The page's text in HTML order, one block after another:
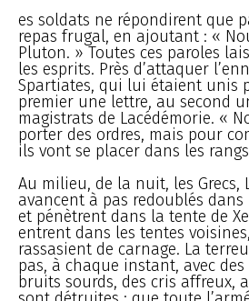
es soldats ne répondirent que
repas frugal, en ajoutant : «
Pluton. » Toutes ces paroles
les esprits. Près d’attaquer
Spartiates, qui lui étaient unis
premier une lettre, au second
magistrats de Lacédémorie. «
porter des ordres, mais pour
ils vont se placer dans les
Au milieu, de la nuit, les
avancent à pas redoublés
et pénètrent dans la tente de
entrent dans les tentes
rassasient de carnage. La
pas, à chaque instant, avec
bruits sourds, des cris affreux,